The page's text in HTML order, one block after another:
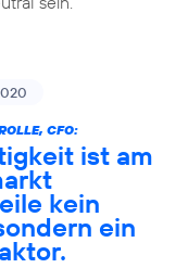
CFO:
ist am
kein
ein